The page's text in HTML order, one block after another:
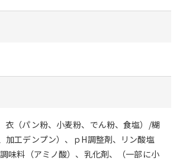
衣（パン粉、小麦粉、でん粉、食塩）/糊
加工デンプン）、ｐH調整剤、リン酸塩
調味料（アミノ酸）、乳化剤、（一部に小